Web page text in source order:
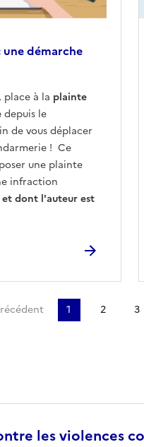
démarche
à la plainte
depuis le
de vous déplacer
! Ce
une plainte
infraction
dont l'auteur est
page 1 2 3
les violences